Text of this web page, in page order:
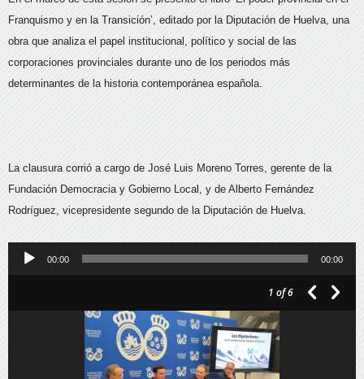
Franquismo y en la Transición’, editado por la Diputación de Huelva, una
obra que analiza el papel institucional, político y social de las
corporaciones provinciales durante uno de los periodos más
determinantes de la historia contemporánea española.
La clausura corrió a cargo de José Luis Moreno Torres, gerente de la
Fundación Democracia y Gobierno Local, y de Alberto Fernández
Rodríguez, vicepresidente segundo de la Diputación de Huelva.
Reproductor
00:00 00:00
1 of 6